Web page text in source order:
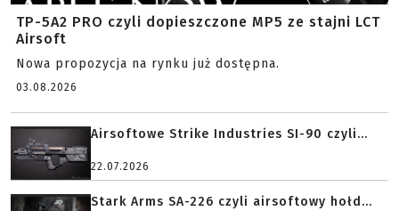
TP-5A2 PRO czyli dopieszczone MP5 ze stajni LCT
Airsoft
Nowa propozycja na rynku już dostępna.
03.08.2026
Airsoftowe Strike Industries SI-90 czyli...
22.07.2026
Stark Arms SA-226 czyli airsoftowy hołd...